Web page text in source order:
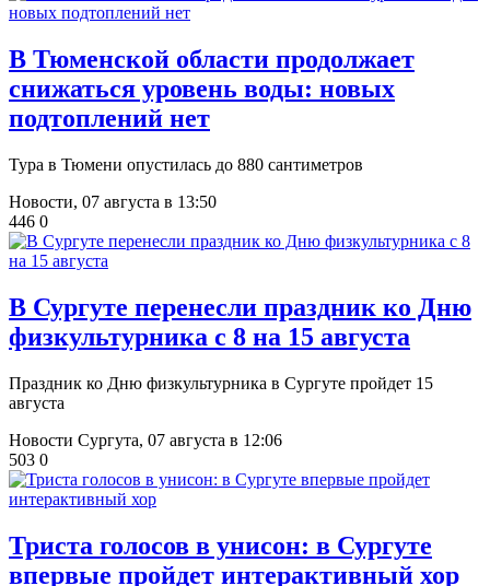
​В Тюменской области продолжает
снижаться уровень воды: новых
подтоплений нет
Тура в Тюмени опустилась до 880 сантиметров
Новости, 07 августа в 13:50
446 0
​В Сургуте перенесли праздник ко Дню
физкультурника с 8 на 15 августа
Праздник ко Дню физкультурника в Сургуте пройдет 15
августа
Новости Сургута, 07 августа в 12:06
503 0
​Триста голосов в унисон: в Сургуте
впервые пройдет интерактивный хор